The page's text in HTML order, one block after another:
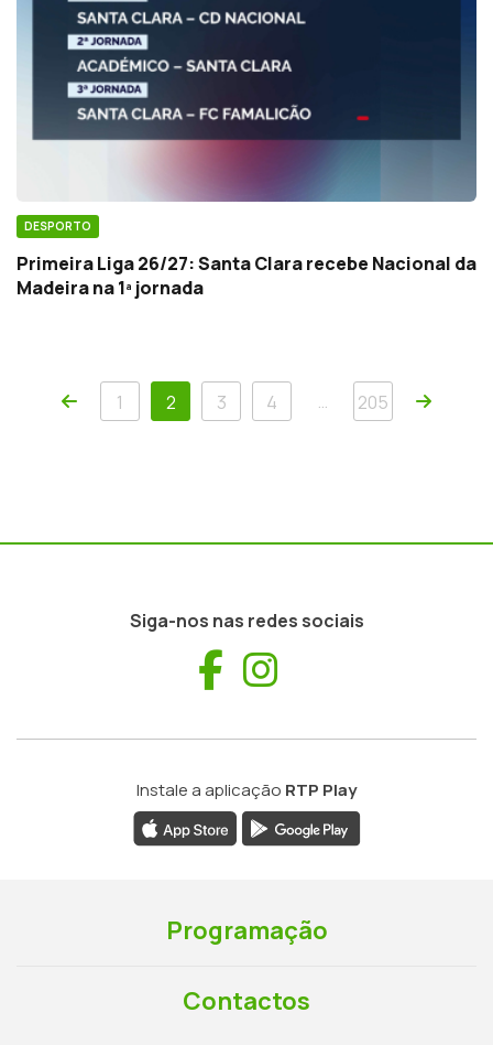
DESPORTO
Primeira Liga 26/27: Santa Clara recebe Nacional da
Madeira na 1ª jornada
Anterior
1 2 3 4 … 205
Siga-nos nas redes sociais
Facebook
Instale a aplicação RTP Play
Programação
Contactos